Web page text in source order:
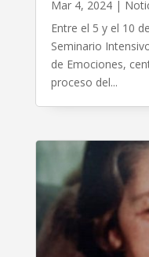
Mar 4, 2024|
Entre el 5 y el 10
Seminario
de Emociones,
proceso del...